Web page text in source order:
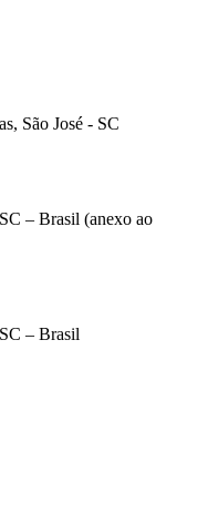
São José - SC
– Brasil (anexo ao
– Brasil